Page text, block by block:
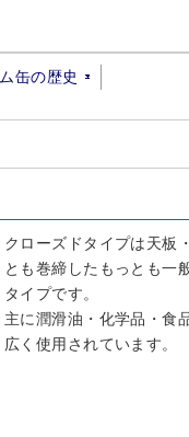
缶の歴史
クローズドタイプは天板
とも巻締したもっとも一
タイプです。
主に潤滑油・化学品・食
広く使用されています。